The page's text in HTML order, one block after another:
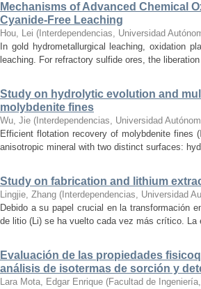
Mechanisms of Advanced Chemical
Cyanide-Free Leaching
Hou, Lei ( Interdependencias, Universidad
In gold hydrometallurgical leaching, oxidation
leaching. For refractory sulfide ores, the
Study on hydrolytic evolution and
molybdenite fines
Wu, Jie ( Interdependencias, Universidad
Efficient flotation recovery of molybdenite fines
anisotropic mineral with two distinct surfaces:
Study on fabrication and lithium
Lingjie, Zhang ( Interdependencias, Universidad
Debido a su papel crucial en la transformación
de litio (Li) se ha vuelto cada vez más crítico.
Evaluación de las propiedades
análisis de isotermas de sorción y
Lara Mota, Edgar Enrique (Facultad de